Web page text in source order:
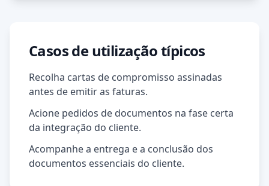
Casos de utilização típicos
Recolha cartas de compromisso assinadas
antes de emitir as faturas.
Acione pedidos de documentos na fase certa
da integração do cliente.
Acompanhe a entrega e a conclusão dos
documentos essenciais do cliente.